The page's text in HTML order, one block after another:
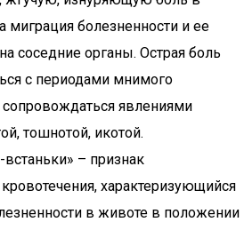
болезненности и ее
соседние органы. Острая боль
с периодами мнимого
сопровождаться явлениями
тошнотой, икотой.
– признак
характеризующийся
в животе в положении